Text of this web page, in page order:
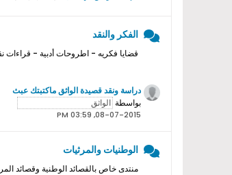
الفكر والنقد
قضايا فكريه - اطروحات أدبية - قراءات
دراسة ونقد قصيدة الواثق ماكتبتك عبث
بواسطة
08-07-2015, 03:59 PM
الوطنيات والمرثيات
منتدى خاص بالقصائد الوطنية وقصائد